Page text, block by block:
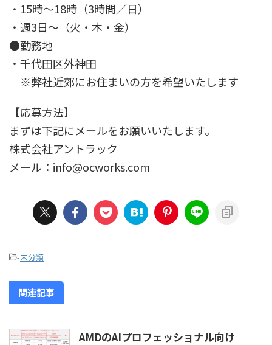
・15時～18時（3時間／日）
・週3日～（火・木・金）
●勤務地
・千代田区外神田
※弊社近郊にお住まいの方を希望いたします
【応募方法】
まずは下記にメールをお願いいたします。
株式会社アントラック
メール：info@ocworks.com
-未分類
関連記事
AMDのAIプロフェッショナル向け